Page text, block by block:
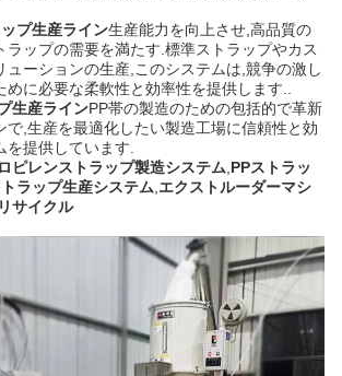
プ生産ライン生産能力を向上させ,高品質の
ラップの需要を満たす.標準ストラップやカス
ューションの生産,このシステムは,競争の激し
に必要な柔軟性と効率性を提供します..
生産ラインPP帯の製造のための包括的で革新
で,生産を最適化したい製造工場に信頼性と効
提供しています.
ピレンストラップ製造システム PPストラッ
ラップ生産システム エクストルーダーマシ
サイクル